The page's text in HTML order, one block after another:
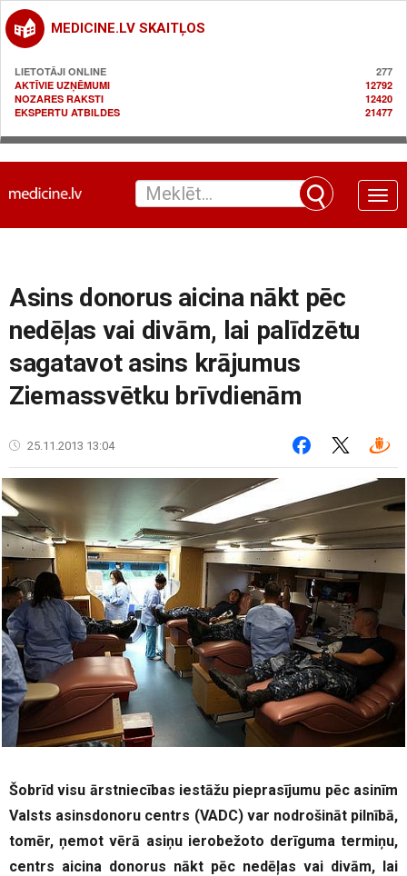
MEDICINE.LV SKAITĻOS
LIETOTĀJI ONLINE
277
AKTĪVIE UZŅĒMUMI
12792
NOZARES RAKSTI
12420
EKSPERTU ATBILDES
21477
Toggle
Asins donorus aicina nākt pēc
nedēļas vai divām, lai palīdzētu
sagatavot asins krājumus
Ziemassvētku brīvdienām
25.11.2013 13:04
Šobrīd visu ārstniecības iestāžu pieprasījumu pēc asinīm
Valsts asinsdonoru centrs (VADC) var nodrošināt pilnībā,
tomēr, ņemot vērā asiņu ierobežoto derīguma termiņu,
centrs aicina donorus nākt pēc nedēļas vai divām, lai